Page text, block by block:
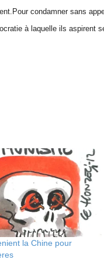
condamner sans
à laquelle ils aspirent
la Chine pour